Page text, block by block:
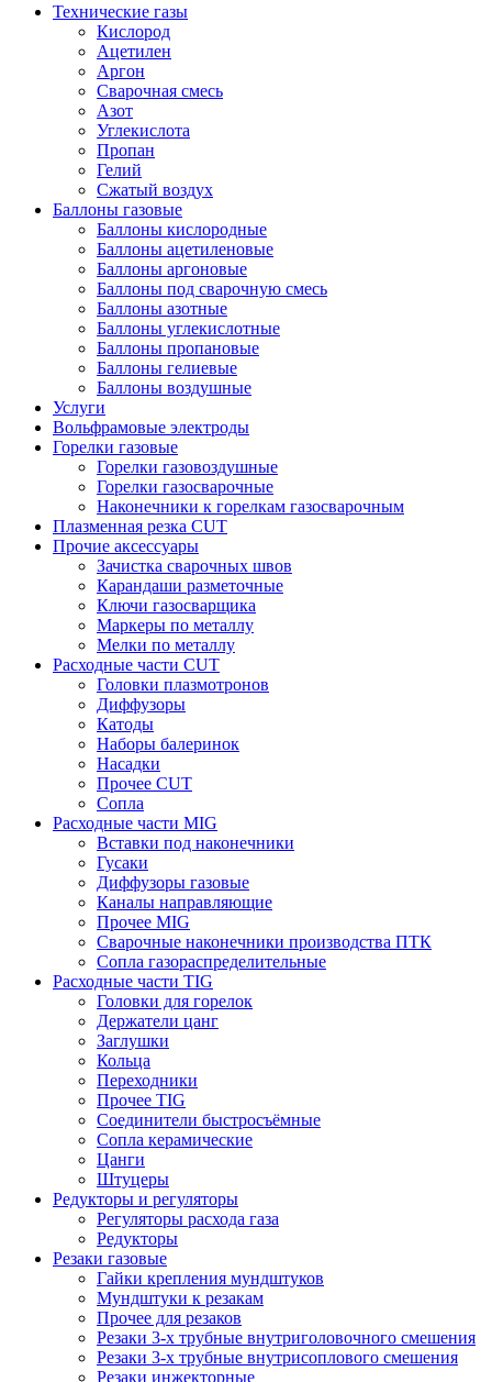
Технические газы
Кислород
Ацетилен
Аргон
Сварочная смесь
Азот
Углекислота
Пропан
Гелий
Сжатый воздух
Баллоны газовые
Баллоны кислородные
Баллоны ацетиленовые
Баллоны аргоновые
Баллоны под сварочную смесь
Баллоны азотные
Баллоны углекислотные
Баллоны пропановые
Баллоны гелиевые
Баллоны воздушные
Услуги
Вольфрамовые электроды
Горелки газовые
Горелки газовоздушные
Горелки газосварочные
Наконечники к горелкам газосварочным
Плазменная резка CUT
Прочие аксессуары
Зачистка сварочных швов
Карандаши разметочные
Ключи газосварщика
Маркеры по металлу
Мелки по металлу
Расходные части CUT
Головки плазмотронов
Диффузоры
Катоды
Наборы балеринок
Насадки
Прочее CUT
Сопла
Расходные части MIG
Вставки под наконечники
Гусаки
Диффузоры газовые
Каналы направляющие
Прочее MIG
Сварочные наконечники производства ПТК
Сопла газораспределительные
Расходные части TIG
Головки для горелок
Держатели цанг
Заглушки
Кольца
Переходники
Прочее TIG
Соединители быстросъёмные
Сопла керамические
Цанги
Штуцеры
Редукторы и регуляторы
Регуляторы расхода газа
Редукторы
Резаки газовые
Гайки крепления мундштуков
Мундштуки к резакам
Прочее для резаков
Резаки 3-х трубные внутриголовочного смешения
Резаки 3-х трубные внутрисоплового смешения
Резаки инжекторные